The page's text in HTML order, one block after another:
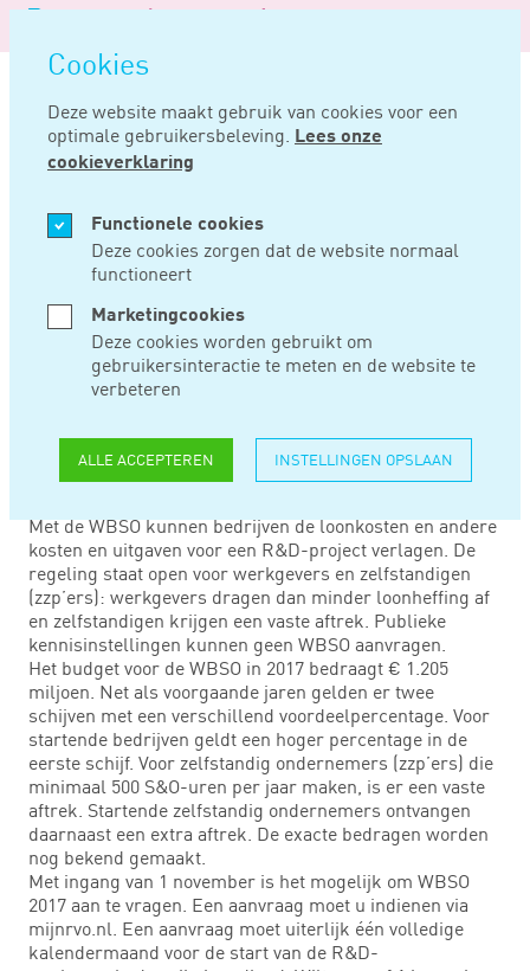
overslaan
Cookies
Deze website maakt gebruik van cookies voor een
optimale gebruikersbeleving. Lees onze
cookieverklaring
Functionele cookies
Deze cookies zorgen dat de website normaal
functioneert
Marketingcookies
Deze cookies worden gebruikt om
gebruikersinteractie te meten en de website te
verbeteren
ALLE ACCEPTEREN INSTELLINGEN OPSLAAN
Logo
Noord
Negentig
Home Nieuws Dien tijdig aanvraag wbso in
NOV 10, 2016
DIEN TIJDIG
AANVRAAG WBSO IN
van de WBSO dienen uiterlijk 30 november hun aanvraag
in te dienen. Dit kan via de site van de Rijksdienst Voor
Met de WBSO kunnen bedrijven de loonkosten en andere
kosten en uitgaven voor een R&D-project verlagen. De
regeling staat open voor werkgevers en zelfstandigen
(zzp’ers): werkgevers dragen dan minder loonheffing af
en zelfstandigen krijgen een vaste aftrek. Publieke
kennisinstellingen kunnen geen WBSO aanvragen.
Het budget voor de WBSO in 2017 bedraagt € 1.205
miljoen. Net als voorgaande jaren gelden er twee
schijven met een verschillend voordeelpercentage. Voor
startende bedrijven geldt een hoger percentage in de
eerste schijf. Voor zelfstandig ondernemers (zzp’ers) die
minimaal 500 S&O-uren per jaar maken, is er een vaste
aftrek. Startende zelfstandig ondernemers ontvangen
daarnaast een extra aftrek. De exacte bedragen worden
nog bekend gemaakt.
Met ingang van 1 november is het mogelijk om WBSO
2017 aan te vragen. Een aanvraag moet u indienen via
mijnrvo.nl. Een aanvraag moet uiterlijk één volledige
kalendermaand voor de start van de R&D-